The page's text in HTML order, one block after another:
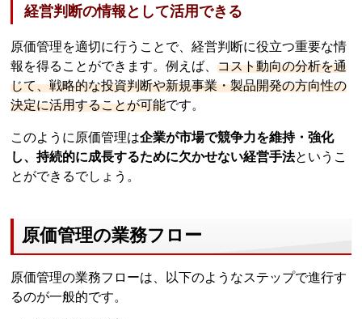
経営判断の情報として活用できる
原価管理を適切に行うことで、経営判断に役立つ重要な情
報を得ることができます。例えば、コスト動向の分析を通
じて、戦略的な投資判断や新規事業・製品開発の方向性の
決定に活用することが可能です。
このように原価管理は企業が市場で競争力を維持・強化
し、持続的に成長するために欠かせない経営手法というこ
とができるでしょう。
原価管理の業務フロー
原価管理の業務フローは、以下のようなステップで進行す
るのが一般的です。